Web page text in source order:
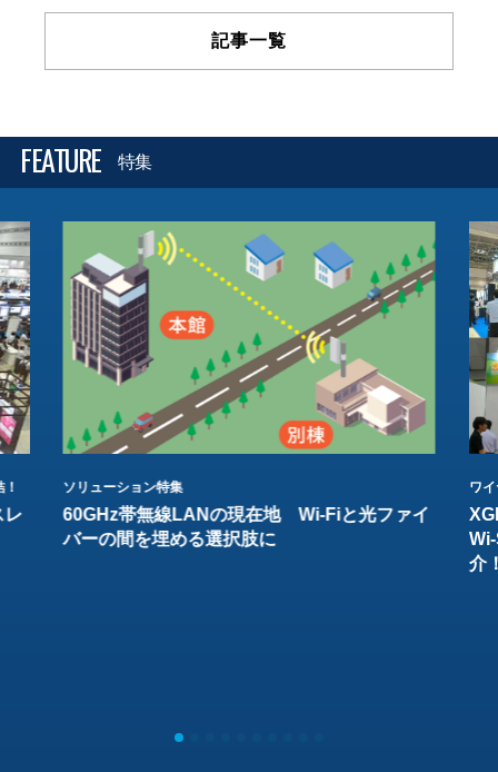
記事一覧
FEATURE 特集
レ
ソリューション特集
60GHz帯無線LANの現在地 Wi-Fiと光ファイ
バーの間を埋める選択肢に
ワ
介